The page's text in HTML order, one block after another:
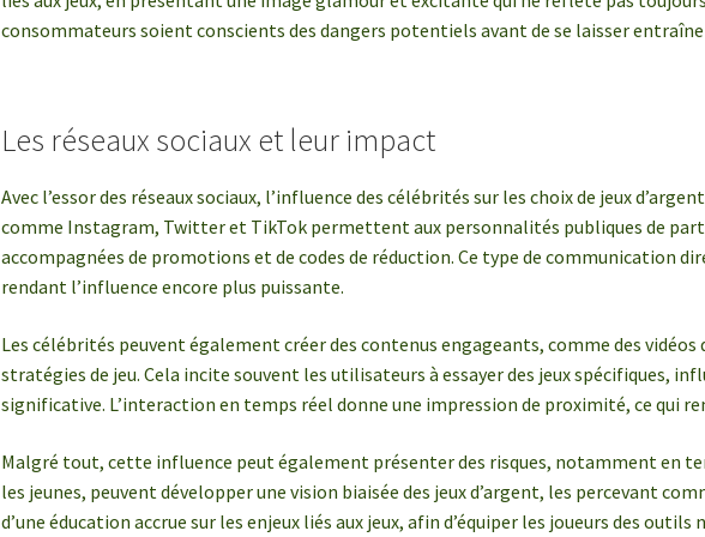
consommateurs soient conscients des dangers potentiels avant de se laisser
Les réseaux sociaux et leur impact
Avec l’essor des réseaux sociaux, l’influence des célébrités sur les choix de jeux
comme Instagram, Twitter et TikTok permettent aux personnalités publiques de
accompagnées de promotions et de codes de réduction. Ce type de communication
rendant l’influence encore plus puissante.
Les célébrités peuvent également créer des contenus engageants, comme des
stratégies de jeu. Cela incite souvent les utilisateurs à essayer des jeux spécifiques,
significative. L’interaction en temps réel donne une impression de proximité, ce qui
Malgré tout, cette influence peut également présenter des risques, notamment en
les jeunes, peuvent développer une vision biaisée des jeux d’argent, les percevant
d’une éducation accrue sur les enjeux liés aux jeux, afin d’équiper les joueurs des